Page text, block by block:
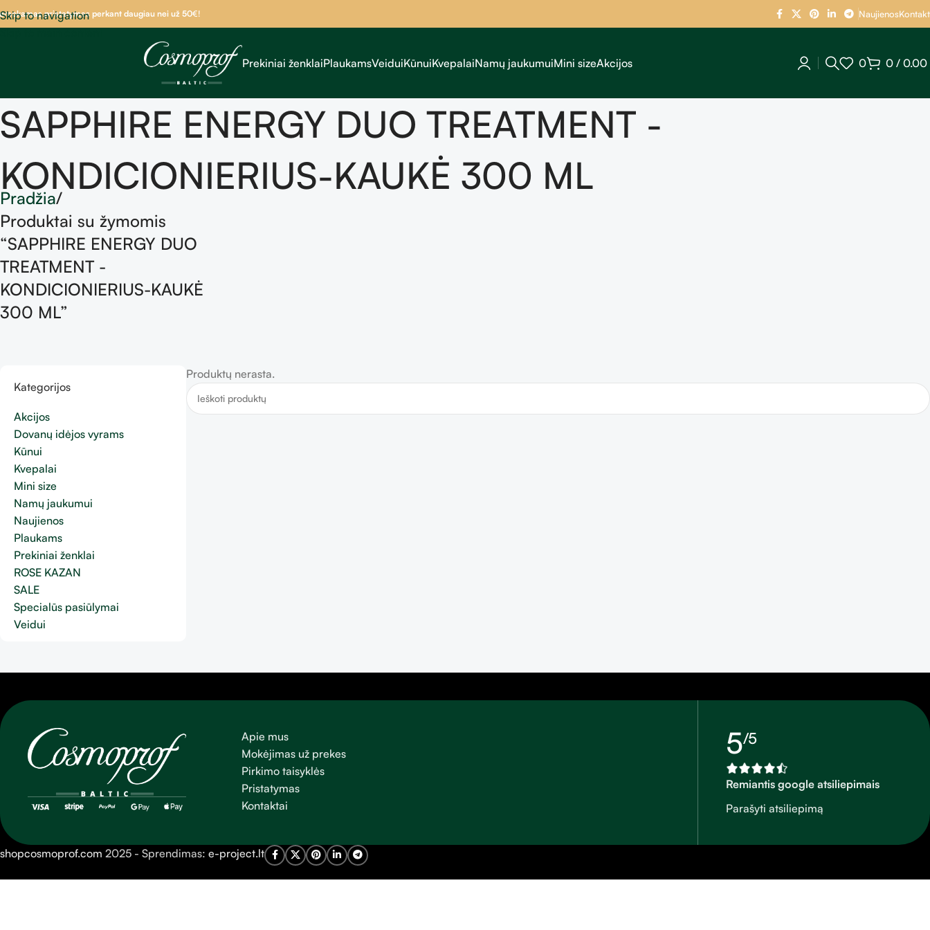
Skip to navigationpristatymas perkant daugiau nei už 50€! Naujienos
Prekiniai ženklaiPlaukamsVeiduiKūnuiKvepalaiNamų jaukumuiMini sizeAkcijos 0 0 / 0.00
SAPPHIRE ENERGY DUO TREATMENT -
KONDICIONIERIUS-KAUKĖ 300 ML
Pradžia
Produktai su žymomis
“SAPPHIRE ENERGY DUO
TREATMENT -
KONDICIONIERIUS-KAUKĖ
300 ML”
Kategorijos
Akcijos
Dovanų idėjos vyrams
Kūnui
Kvepalai
Mini size
Namų jaukumui
Naujienos
Plaukams
Prekiniai ženklai
ROSE KAZAN
SALE
Specialūs pasiūlymai
Veidui
Produktų nerasta.
Apie mus
Mokėjimas už prekes
Pirkimo taisyklės
Pristatymas
Kontaktai
5/5
Remiantis google atsiliepimais
Parašyti atsiliepimą
shopcosmoprof.com 2025 - Sprendimas: e-project.lt